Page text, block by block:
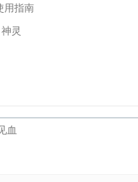
用指南
灵